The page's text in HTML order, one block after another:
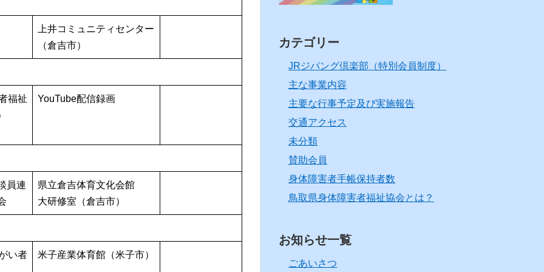
上井コミュニティセンター
（倉吉市）
福祉
YouTube配信録画
員連
県立倉吉体育文化会館
大研修室（倉吉市）
い者 米子産業体育館（米子市）
カテゴリー
JRジパング倶楽部（特別会員制度）
主な事業内容
主要な行事予定及び実施報告
交通アクセス
未分類
賛助会員
身体障害者手帳保持者数
鳥取県身体障害者福祉協会とは？
お知らせ一覧
ごあいさつ